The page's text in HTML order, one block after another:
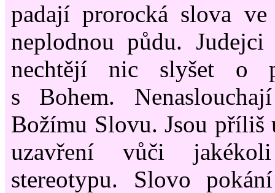
padají prorocká slova
neplodnou půdu.
nechtějí nic slyšet o
s Bohem.
Božímu Slovu. Jsou příliš
uzavření vůči
stereotypu. Slovo